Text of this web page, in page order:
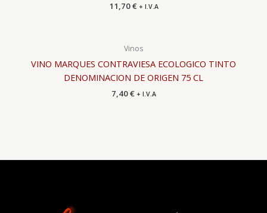
11,70€ + I.V.A
Vinos
VINO MARQUES CONTRAVIESA ECOLOGICO TINTO
DENOMINACION DE ORIGEN 75 CL
7,40€ + I.V.A